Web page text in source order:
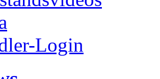
Login